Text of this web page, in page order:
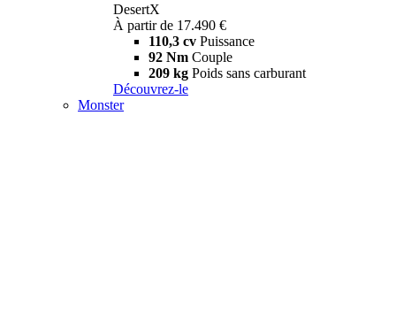
DesertX
À partir de 17.490 €
110,3 cv Puissance
92 Nm Couple
209 kg Poids sans carburant
Découvrez-le
Monster